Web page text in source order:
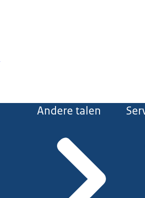
Andere talen